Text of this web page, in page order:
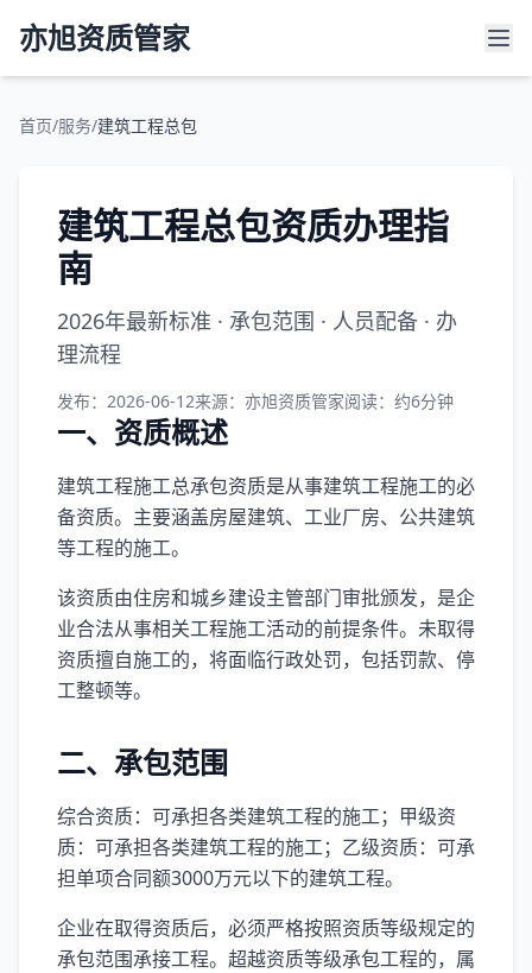
亦旭资质管家
首页/服务/建筑工程总包
建筑工程总包资质办理指
南
2026年最新标准 · 承包范围 · 人员配备 · 办
理流程
发布：2026-06-12来源：亦旭资质管家阅读：约6分钟
一、资质概述
建筑工程施工总承包资质是从事建筑工程施工的必
备资质。主要涵盖房屋建筑、工业厂房、公共建筑
等工程的施工。
该资质由住房和城乡建设主管部门审批颁发，是企
业合法从事相关工程施工活动的前提条件。未取得
资质擅自施工的，将面临行政处罚，包括罚款、停
工整顿等。
二、承包范围
综合资质：可承担各类建筑工程的施工；甲级资
质：可承担各类建筑工程的施工；乙级资质：可承
担单项合同额3000万元以下的建筑工程。
企业在取得资质后，必须严格按照资质等级规定的
承包范围承接工程。超越资质等级承包工程的，属